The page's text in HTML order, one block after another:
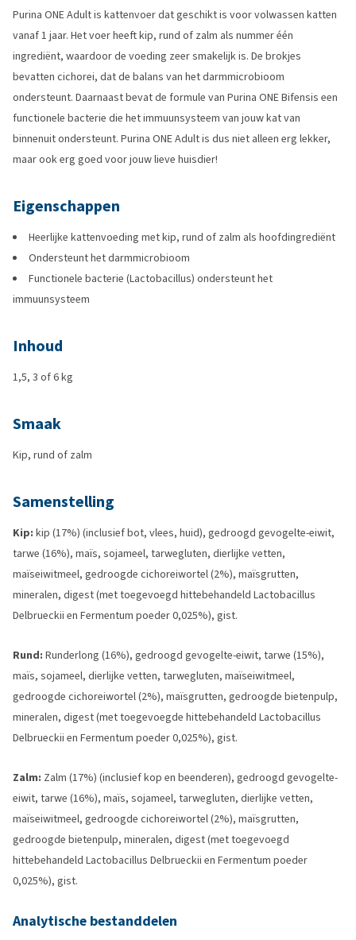
Purina ONE Adult is kattenvoer dat geschikt is voor volwassen katten
vanaf 1 jaar. Het voer heeft kip, rund of zalm als nummer één
ingrediënt, waardoor de voeding zeer smakelijk is. De brokjes
bevatten cichorei, dat de balans van het darmmicrobioom
ondersteunt. Daarnaast bevat de formule van Purina ONE Bifensis een
functionele bacterie die het immuunsysteem van jouw kat van
binnenuit ondersteunt. Purina ONE Adult is dus niet alleen erg lekker,
maar ook erg goed voor jouw lieve huisdier!
Eigenschappen
Heerlijke kattenvoeding met kip, rund of zalm als hoofdingrediënt
Ondersteunt het darmmicrobioom
Functionele bacterie (Lactobacillus) ondersteunt het
immuunsysteem
Inhoud
1,5, 3 of 6 kg
Smaak
Kip, rund of zalm
Samenstelling
Kip: kip (17%) (inclusief bot, vlees, huid), gedroogd gevogelte-eiwit,
tarwe (16%), maïs, sojameel, tarwegluten, dierlijke vetten,
maïseiwitmeel, gedroogde cichoreiwortel (2%), maïsgrutten,
mineralen, digest (met toegevoegd hittebehandeld Lactobacillus
Delbrueckii en Fermentum poeder 0,025%), gist.
Rund: Runderlong (16%), gedroogd gevogelte-eiwit, tarwe (15%),
maïs, sojameel, dierlijke vetten, tarwegluten, maïseiwitmeel,
gedroogde cichoreiwortel (2%), maïsgrutten, gedroogde bietenpulp,
mineralen, digest (met toegevoegde hittebehandeld Lactobacillus
Delbrueckii en Fermentum poeder 0,025%), gist.
Zalm: Zalm (17%) (inclusief kop en beenderen), gedroogd gevogelte-
eiwit, tarwe (16%), maïs, sojameel, tarwegluten, dierlijke vetten,
maïseiwitmeel, gedroogde cichoreiwortel (2%), maïsgrutten,
gedroogde bietenpulp, mineralen, digest (met toegevoegd
hittebehandeld Lactobacillus Delbrueckii en Fermentum poeder
0,025%), gist.
Analytische bestanddelen